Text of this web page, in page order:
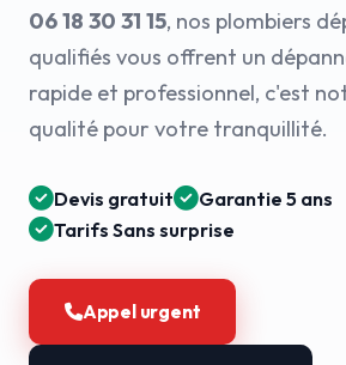
06 18 30 31 15, nos plombiers
qualifiés vous offrent un
rapide et professionnel, c'est
qualité pour votre tranquillité.
Devis gratuit
Garantie 5 ans
Tarifs Sans surprise
Appel urgent